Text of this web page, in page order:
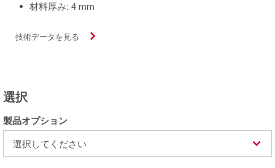
材料厚み: 4 mm
技術データを見る
選択
製品オプション
選択してください